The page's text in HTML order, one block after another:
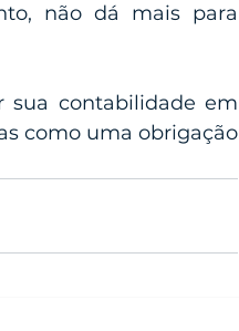
não dá mais para
sua contabilidade em
como uma obrigação